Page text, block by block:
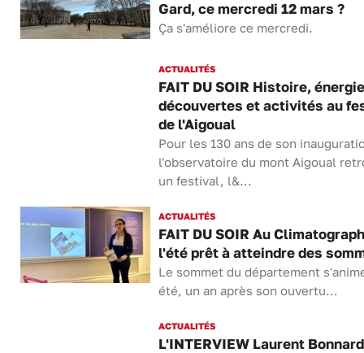
Gard, ce mercredi 12 mars ?
Ça s'améliore ce mercredi.
ACTUALITÉS
FAIT DU SOIR Histoire,
découvertes et activités au
de l'Aigoual
Pour les 130 ans de son
l'observatoire du mont Aigoual
un festival, l&...
ACTUALITÉS
FAIT DU SOIR Au
l'été prêt à atteindre des
Le sommet du département
été, un an après son ouvertu...
ACTUALITÉS
L'INTERVIEW Laurent